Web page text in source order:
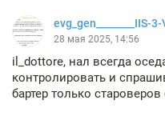
evg_gen________IIS-
28 мая 2025, 14:56
il_dottore, нал всегда
контролировать и
бартер только